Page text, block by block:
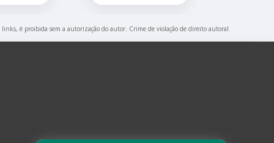
é proibida sem a autorização do autor. Crime de violação de direito autoral